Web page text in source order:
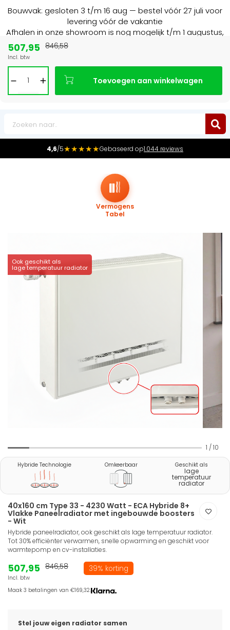
Bouwvak: gesloten 3 t/m 16 aug — bestel vóór 27 juli voor
levering vóór de vakantie
Afhalen in onze showroom is nog mogelijk t/m 1 augustus,
4,6/5★★★★★Gebaseerd op1.044 reviews
Ook geschikt als
lage temperatuur radiator
Vermogens
Tabel
1 / 10
Hybride Technologie Omkeerbaar Geschikt als
lage
temperatuur
radiator
40x160 cm Type 33 - 4230 Watt - ECA Hybride 8+
Vlakke Paneelradiator met ingebouwde boosters
- Wit
Hybride paneelradiator, ook geschikt als lage temperatuur radiator.
Tot 30% efficiënter verwarmen, snelle opwarming en geschikt voor
warmtepomp en cv-installaties.
507,95
Incl. btw
846,58 39% korting
Maak 3 betalingen van €169,32.
Stel jouw eigen radiator samen
507,95
Incl. btw
846,58
Toevoegen aan winkelwagen